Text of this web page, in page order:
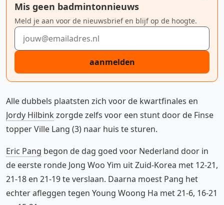
Mis geen badmintonnieuws
Meld je aan voor de nieuwsbrief en blijf op de hoogte.
E-mailadres
aanmelden
Alle dubbels plaatsten zich voor de kwartfinales en
Jordy Hilbinkzorgde zelfs voor een stunt door de Finse
topper Ville Lang (3) naar huis te sturen.
Eric Pang begon de dag goed voor Nederland door in
de eerste ronde Jong Woo Yim uit Zuid-Korea met 12-21,
21-18 en 21-19 te verslaan. Daarna moest Pang het
echter afleggen tegen Young Woong Ha met 21-6, 16-21